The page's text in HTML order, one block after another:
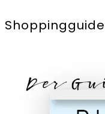
Shoppingguide